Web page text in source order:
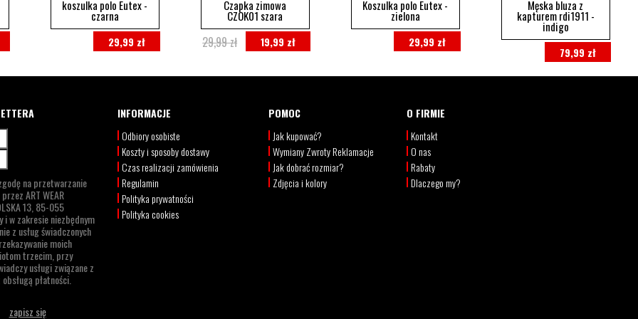
koszulka polo Eutex -
czarna
29,99 zł
Czapka zimowa
CZOK01 szara
19,99 zł
29,99 zł
Koszulka polo Eutex -
zielona
29,99 zł
Męska bluza z
kapturem rdi1911 -
indigo
79,99 zł
na przetwarzanie
przezART WEAR
13, 85-055
i w zakresie niezbędnym
z usług świadczonych
moich
trzecim, przy
usługi związane z
płatności.
INFORMACJE
Odbiory osobiste
Koszty i sposoby dostawy
Czas realizacji zamówienia
Regulamin
Polityka prywatności
Polityka cookies
POMOC
Jak kupować?
Wymiany Zwroty Reklamacje
Jak dobrać rozmiar?
Zdjęcia i kolory
O FIRMIE
Kontakt
O nas
Rabaty
Dlaczego my?